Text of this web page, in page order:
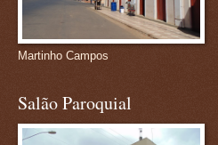
Martinho Campos
Salão Paroquial